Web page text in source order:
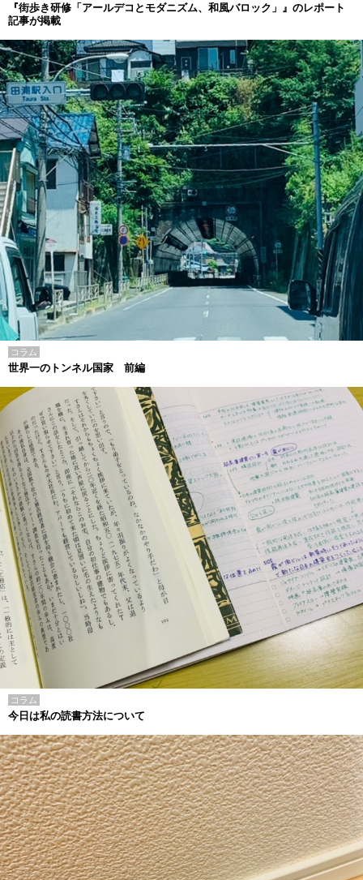
『街歩き研修「アールデコとモダニズム、和風バロック」』のレポート
記事が掲載
コラム
世界一のトンネル国家 前編
コラム
今日は私の読書方法について